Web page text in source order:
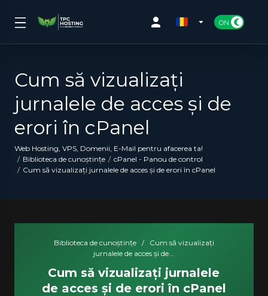
Cum să vizualizați
jurnalele de acces și de
erori în cPanel
Web Hosting, VPS, Domenii, E-Mail pentru afacerea ta!
Biblioteca de cunoștințe
cPanel - Panou de control
Cum să vizualizați jurnalele de acces și de erori în cPanel
Biblioteca de cunoștințe /
Cum să vizualizați
jurnalele de acces și de...
Cum să vizualizați jurnalele
de acces și de erori în cPanel